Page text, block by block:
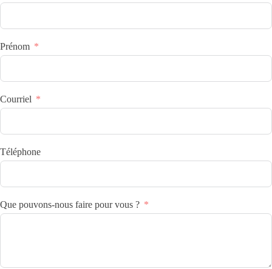
Prénom
Courriel
Téléphone
Que pouvons-nous faire pour vous ?